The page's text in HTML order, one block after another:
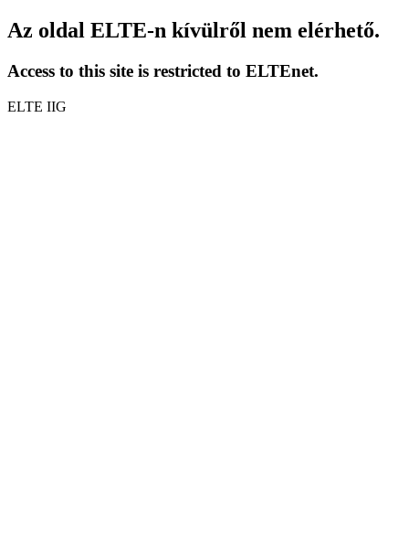
Az oldal ELTE-n kívülről nem elérhető.
Access to this site is restricted to ELTEnet.
ELTE IIG